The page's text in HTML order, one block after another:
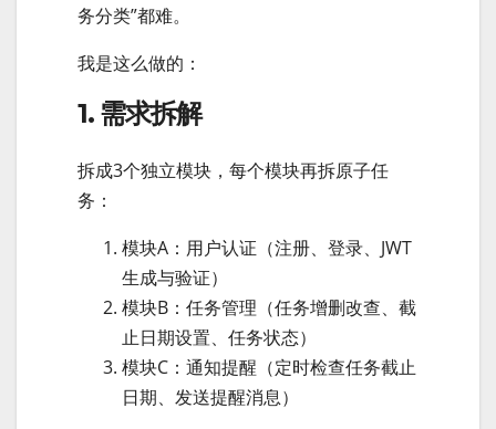
务分类”都难。
我是这么做的：
1. 需求拆解
拆成3个独立模块，每个模块再拆原子任
务：
模块A：用户认证（注册、登录、JWT
生成与验证）
模块B：任务管理（任务增删改查、截
止日期设置、任务状态）
模块C：通知提醒（定时检查任务截止
日期、发送提醒消息）